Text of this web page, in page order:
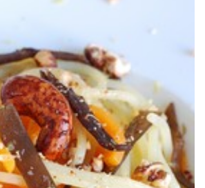
TRIO DE ESPAGHETTIS,
ZANAHORIA Y DE MAR
rápido, sencillo y vegetariano, enriquecido n
y espagueti de mar, con el toque crujiente de
los anacardos.